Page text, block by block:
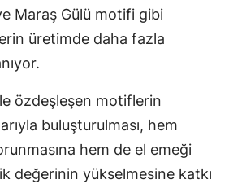
Maraş Gülü motifi gibi
üretimde daha fazla
özdeşleşen motiflerin
buluşturulması, hem
hem de el emeği
değerinin yükselmesine katkı